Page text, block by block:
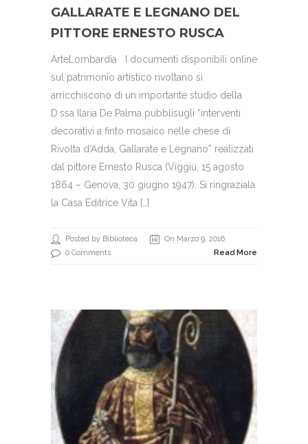
GALLARATE E LEGNANO DEL
PITTORE ERNESTO RUSCA
ArteLombardia I documenti disponibili online
sul patrimonio artistico rivoltano si
arricchiscono di un importante studio della
D.ssa Ilaria De Palma pubblisugli “interventi
decorativi a finto mosaico nelle chese di
Rivolta d’Adda, Gallarate e Legnano” realizzati
dal pittore Ernesto Rusca (Viggiù, 15 agosto
1864 – Genova, 30 giugno 1947). Si ringraziala
la Casa Editrice Vita […]
Posted by Biblioteca
On Marzo 9, 2016
0 Comments
Read More